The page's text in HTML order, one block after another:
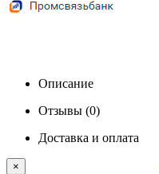
Описание
Отзывы (0)
Доставка и оплата
×